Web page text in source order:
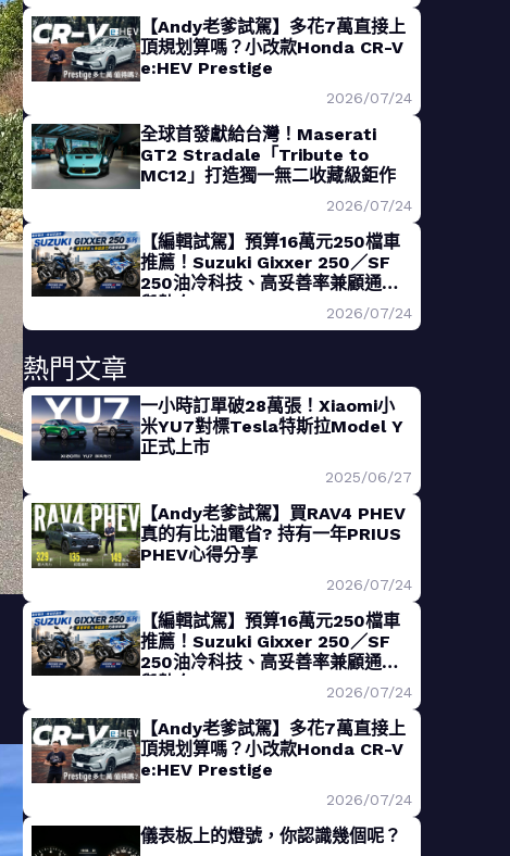
【Andy老爹試駕】多花7萬直接上
頂規划算嗎？小改款Honda CR-V
e:HEV Prestige
2026/07/24
全球首發獻給台灣！Maserati
GT2 Stradale「Tribute to
MC12」打造獨一無二收藏級鉅作
2026/07/24
【編輯試駕】預算16萬元250檔車
推薦！Suzuki Gixxer 250／SF
250油冷科技、高妥善率兼顧通勤
與熱血
2026/07/24
熱門文章
一小時訂單破28萬張！Xiaomi小
米YU7對標Tesla特斯拉Model Y
正式上市
2025/06/27
【Andy老爹試駕】買RAV4 PHEV
真的有比油電省? 持有一年PRIUS
PHEV心得分享
2026/07/24
【編輯試駕】預算16萬元250檔車
推薦！Suzuki Gixxer 250／SF
250油冷科技、高妥善率兼顧通勤
與熱血
2026/07/24
【Andy老爹試駕】多花7萬直接上
頂規划算嗎？小改款Honda CR-V
e:HEV Prestige
2026/07/24
儀表板上的燈號，你認識幾個呢？